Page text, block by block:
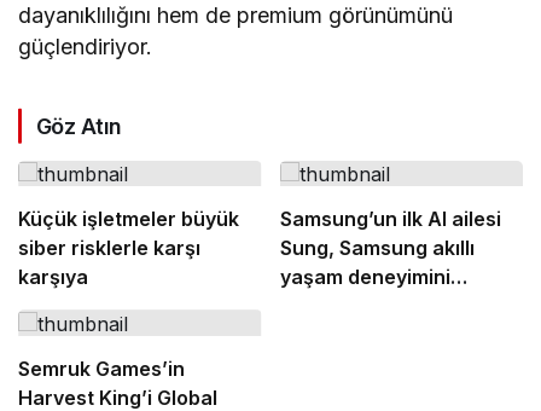
dayanıklılığını hem de premium görünümünü
güçlendiriyor.
Göz Atın
Küçük işletmeler büyük
siber risklerle karşı
karşıya
Samsung’un ilk AI ailesi
Sung, Samsung akıllı
yaşam deneyimini
Semruk Games’in
Harvest King’i Global